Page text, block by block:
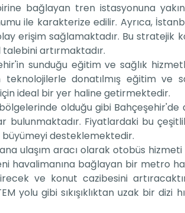
bağlayan tren istasyonuna
ile karakterize edilir. Ayrıca,
erişim sağlamaktadır. Bu stratejik
artırmaktadır.
sunduğu eğitim ve sağlık
donatılmış eğitim ve
ideal bir yer haline getirmektedir.
olduğu gibi
Fiyatlardaki bu
desteklemektedir.
ulaşım aracı olarak otobüs
havalimanına bağlayan bir metro
ve konut cazibesini
gibi sıkışıklıktan uzak bir dizi